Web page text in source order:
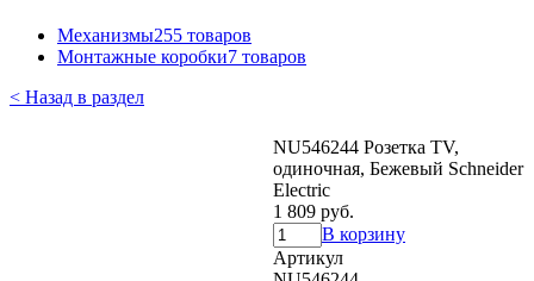
Механизмы255 товаров
Монтажные коробки7 товаров
< Назад в раздел
NU546244 Розетка TV,
одиночная, Бежевый Schneider
Electric
1 809 руб.
В корзину
Артикул